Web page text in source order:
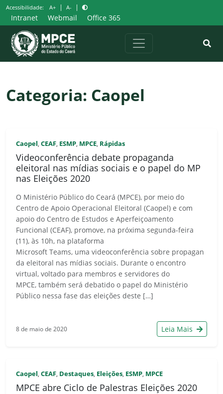
Pular
para
o
conteúdo
Acessibilidade: A+ | A- |
Intranet Webmail Office 365
Categoria: Caopel
Caopel, CEAF, ESMP, MPCE, Rápidas
Videoconferência debate propaganda
eleitoral nas mídias sociais e o papel do MP
nas Eleições 2020
O Ministério Público do Ceará (MPCE), por meio do
Centro de Apoio Operacional Eleitoral (Caopel) e com
apoio do Centro de Estudos e Aperfeiçoamento
Funcional (CEAF), promove, na próxima segunda-feira
(11), às 10h, na plataforma
Microsoft Teams, uma videoconferência sobre propagan
da eleitoral nas mídias sociais. Durante o encontro
virtual, voltado para membros e servidores do
MPCE, também será debatido o papel do Ministério
Público nessa fase das eleições deste […]
8 de maio de 2020 Leia Mais
Caopel, CEAF, Destaques, Eleições, ESMP, MPCE
MPCE abre Ciclo de Palestras Eleições 2020